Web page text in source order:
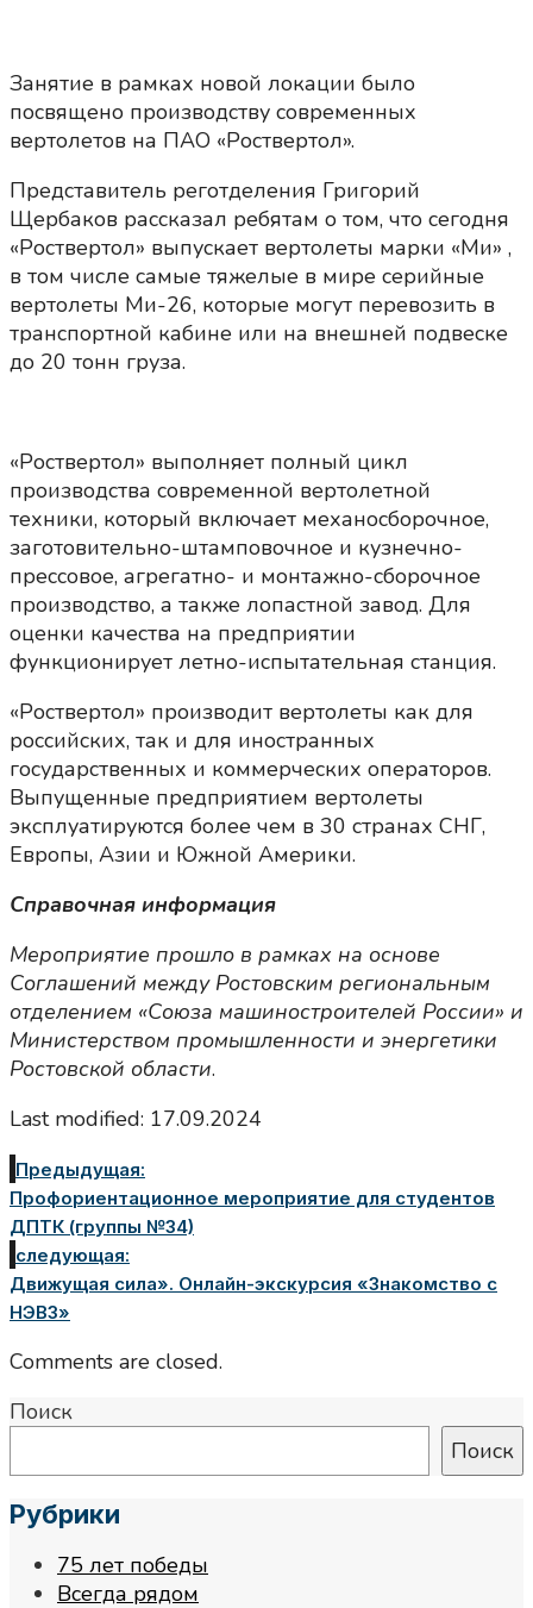
Занятие в рамках новой локации было
посвящено производству современных
вертолетов на ПАО «Роствертол».
Представитель реготделения Григорий
Щербаков рассказал ребятам о том, что сегодня
«Роствертол» выпускает вертолеты марки «Ми» ,
в том числе самые тяжелые в мире серийные
вертолеты Ми-26, которые могут перевозить в
транспортной кабине или на внешней подвеске
до 20 тонн груза.
«Роствертол» выполняет полный цикл
производства современной вертолетной
техники, который включает механосборочное,
заготовительно-штамповочное и кузнечно-
прессовое, агрегатно- и монтажно-сборочное
производство, а также лопастной завод. Для
оценки качества на предприятии
функционирует летно-испытательная станция.
«Роствертол» производит вертолеты как для
российских, так и для иностранных
государственных и коммерческих операторов.
Выпущенные предприятием вертолеты
эксплуатируются более чем в 30 странах СНГ,
Европы, Азии и Южной Америки.
Справочная информация
Мероприятие прошло в рамках на основе
Соглашений между Ростовским региональным
отделением «Союза машиностроителей России» и
Министерством промышленности и энергетики
Ростовской области.
Last modified: 17.09.2024
Предыдущая:
Профориентационное мероприятие для студентов
ДПТК (группы №34)
следующая:
Движущая сила». Онлайн-экскурсия «Знакомство с
НЭВЗ»
Comments are closed.
Поиск
Поиск
Рубрики
75 лет победы
Всегда рядом